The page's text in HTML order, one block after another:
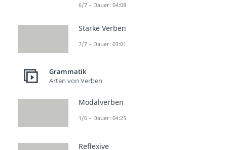
6/7 – Dauer: 04:08
Starke Verben
7/7 – Dauer: 03:01
Grammatik
Arten von Verben
Modalverben
1/6 – Dauer: 04:25
Reflexive